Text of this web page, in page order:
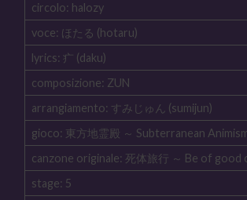
circolo: halozy
voce: ほたる (hotaru)
lyrics: 疒 (daku)
composizione: ZUN
arrangiamento: すみじゅん (sumijun)
gioco: 東方地霊殿 ～ Subterranean
canzone originale: 死体旅行 ～ Be of good
stage: 5